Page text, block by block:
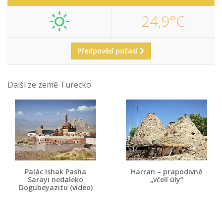
24,9°C
Předpověď počasí
Další ze země Turecko
Palác Ishak Pasha
Sarayi nedaleko
Dogubeyazitu (video)
Harran – prapodivné
„včelí úly“